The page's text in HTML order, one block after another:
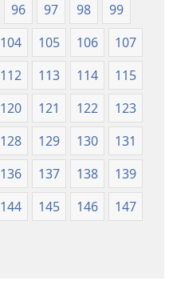
96 97 98
99
104 105 106
107
112 113 114
115
120 121 122
123
128 129 130
131
136 137 138
139
144 145 146
147